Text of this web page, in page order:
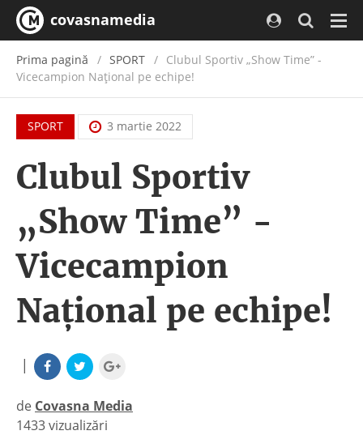
covasnamedia
Prima pagină SPORT
Clubul Sportiv „Show Time” -
Vicecampion Național pe echipe!
SPORT 3 martie 2022
Clubul Sportiv
„Show Time” -
Vicecampion
Național pe echipe!
|
de Covasna Media
|
1433 vizualizări